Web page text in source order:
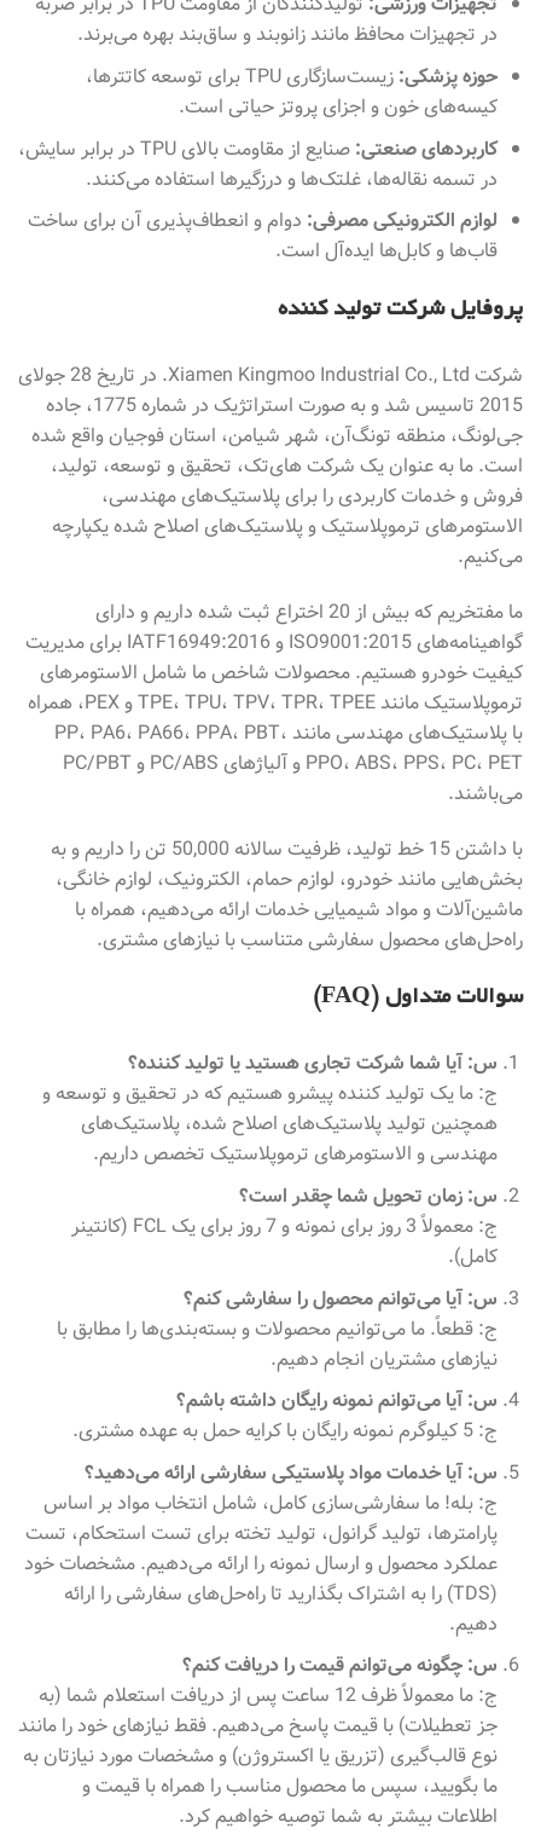
در تجهیزات محافظ مانند زانوبند و ساق‌بند بهره می‌برند.
حوزه پزشکی:
زیست‌سازگاری TPU برای توسعه کاتترها،
کیسه‌های خون و اجزای پروتز حیاتی است.
کاربردهای صنعتی:
صنایع از مقاومت بالای TPU در برابر سایش،
در تسمه نقاله‌ها، غلتک‌ها و درزگیرها استفاده می‌کنند.
لوازم الکترونیکی مصرفی: دوام و انعطاف‌پذیری آن برای ساخت
قاب‌ها و کابل‌ها ایده‌آل است.
پروفایل شرکت تولید کننده
شرکت Xiamen Kingmoo Industrial Co., Ltd. در تاریخ 28 جولای
2015 تاسیس شد و به صورت استراتژیک در شماره 1775، جاده
جی‌لونگ، منطقه تونگ‌آن، شهر شیامن، استان فوجیان واقع شده
است. ما به عنوان یک شرکت های‌تک، تحقیق و توسعه، تولید،
فروش و خدمات کاربردی را برای پلاستیک‌های مهندسی،
الاستومرهای ترموپلاستیک و پلاستیک‌های اصلاح شده یکپارچه
می‌کنیم.
ما مفتخریم که بیش از 20 اختراع ثبت شده داریم و دارای
گواهینامه‌های ISO9001:2015 و IATF16949:2016 برای مدیریت
کیفیت خودرو هستیم. محصولات شاخص ما شامل الاستومرهای
ترموپلاستیک مانند TPE، TPU، TPV، TPR، TPEE و PEX، همراه
با پلاستیک‌های مهندسی مانند PP، PA6، PA66، PPA، PBT،
PPO، ABS، PPS، PC، PET و آلیاژهای PC/ABS و PC/PBT
می‌باشند.
با داشتن 15 خط تولید، ظرفیت سالانه 50,000 تن را داریم و به
بخش‌هایی مانند خودرو، لوازم حمام، الکترونیک، لوازم خانگی،
ماشین‌آلات و مواد شیمیایی خدمات ارائه می‌دهیم، همراه با
راه‌حل‌های محصول سفارشی متناسب با نیازهای مشتری.
سوالات متداول (FAQ)
س: آیا شما شرکت تجاری هستید یا تولید کننده؟
ج: ما یک تولید کننده پیشرو هستیم که در تحقیق و توسعه و
همچنین تولید پلاستیک‌های اصلاح شده، پلاستیک‌های
مهندسی و الاستومرهای ترموپلاستیک تخصص داریم.
س: زمان تحویل شما چقدر است؟
ج: معمولاً 3 روز برای نمونه و 7 روز برای یک FCL (کانتینر
کامل).
س: آیا می‌توانم محصول را سفارشی کنم؟
ج: قطعاً. ما می‌توانیم محصولات و بسته‌بندی‌ها را مطابق با
نیازهای مشتریان انجام دهیم.
س: آیا می‌توانم نمونه رایگان داشته باشم؟
ج: 5 کیلوگرم نمونه رایگان با کرایه حمل به عهده مشتری.
س: آیا خدمات مواد پلاستیکی سفارشی ارائه می‌دهید؟
ج: بله! ما سفارشی‌سازی کامل، شامل انتخاب مواد بر اساس
پارامترها، تولید گرانول، تولید تخته برای تست استحکام، تست
عملکرد محصول و ارسال نمونه را ارائه می‌دهیم. مشخصات خود
(TDS) را به اشتراک بگذارید تا راه‌حل‌های سفارشی را ارائه
دهیم.
س: چگونه می‌توانم قیمت را دریافت کنم؟
ج: ما معمولاً ظرف 12 ساعت پس از دریافت استعلام شما (به
جز تعطیلات) با قیمت پاسخ می‌دهیم. فقط نیازهای خود را مانند
نوع قالب‌گیری (تزریق یا اکستروژن) و مشخصات مورد نیازتان به
ما بگویید، سپس ما محصول مناسب را همراه با قیمت و
اطلاعات بیشتر به شما توصیه خواهیم کرد.